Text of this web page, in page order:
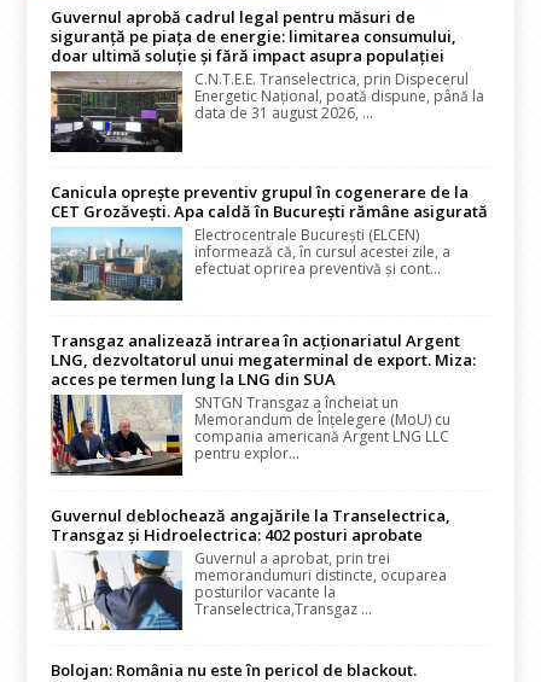
Guvernul aprobă cadrul legal pentru măsuri de
siguranță pe piața de energie: limitarea consumului,
doar ultimă soluție și fără impact asupra populației
C.N.T.E.E. Transelectrica, prin Dispecerul
Energetic Național, poată dispune, până la
data de 31 august 2026, ...
Canicula oprește preventiv grupul în cogenerare de la
CET Grozăvești. Apa caldă în București rămâne asigurată
Electrocentrale București (ELCEN)
informează că, în cursul acestei zile, a
efectuat oprirea preventivă și cont...
Transgaz analizează intrarea în acționariatul Argent
LNG, dezvoltatorul unui megaterminal de export. Miza:
acces pe termen lung la LNG din SUA
SNTGN Transgaz a încheiat un
Memorandum de Înțelegere (MoU) cu
compania americană Argent LNG LLC
pentru explor...
Guvernul deblochează angajările la Transelectrica,
Transgaz și Hidroelectrica: 402 posturi aprobate
Guvernul a aprobat, prin trei
memorandumuri distincte, ocuparea
posturilor vacante la
Transelectrica,Transgaz ...
Bolojan: România nu este în pericol de blackout.